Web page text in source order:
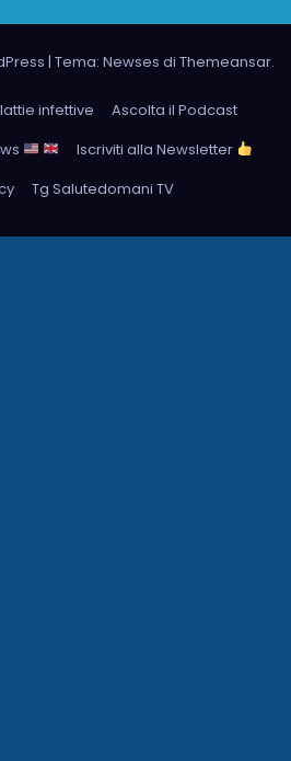
| Tema: Newses di Themeansar.
infettive
Ascolta il Podcast
Iscriviti alla Newsletter
Tg Salutedomani TV